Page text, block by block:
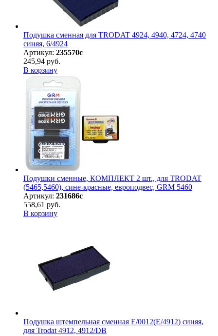
Подушка сменная для TRODAT 4924, 4940, 4724, 4740
синяя, 6/4924
Артикул: 235570с
245,94 руб.
В корзину
Подушки сменные, КОМПЛЕКТ 2 шт., для TRODAT
(5465,5460), сине-красные, европодвес, GRM 5460
Артикул: 231686с
558,61 руб.
В корзину
Подушка штемпельная сменная E/0012(E/4912) синяя,
для Trodat 4912, 4912/DB